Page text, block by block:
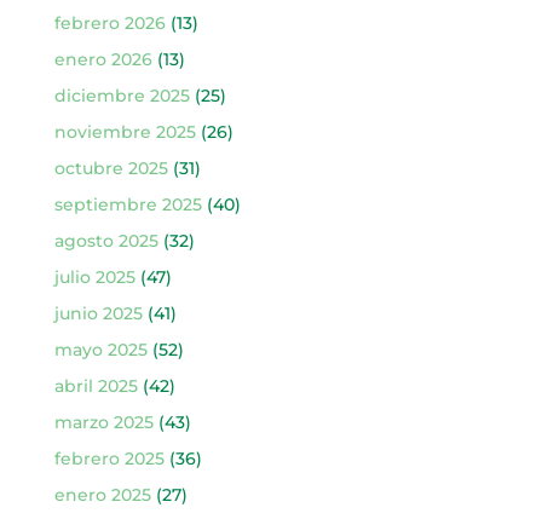
febrero 2026(13)
enero 2026(13)
diciembre 2025(25)
noviembre 2025(26)
octubre 2025(31)
septiembre 2025(40)
agosto 2025(32)
julio 2025(47)
junio 2025(41)
mayo 2025(52)
abril 2025(42)
marzo 2025(43)
febrero 2025(36)
enero 2025(27)